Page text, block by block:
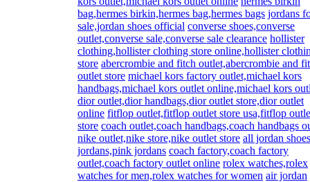
bag,hermes birkin,hermes bag,hermes bags jordans
sale,jordan shoes official converse shoes,converse
outlet,converse sale,converse sale clearance hollister
clothing,hollister clothing store online,hollister
store abercrombie and fitch outlet,abercrombie and
outlet store michael kors factory outlet,michael kors
handbags,michael kors outlet online,michael kors
dior outlet,dior handbags,dior outlet store,dior outlet
online fitflop outlet,fitflop outlet store usa,fitflop
store coach outlet,coach handbags,coach handbags
nike outlet,nike store,nike outlet store all jordan
jordans,pink jordans coach factory,coach factory
outlet,coach factory outlet online rolex watches,rolex
watches for men,rolex watches for women air jordan